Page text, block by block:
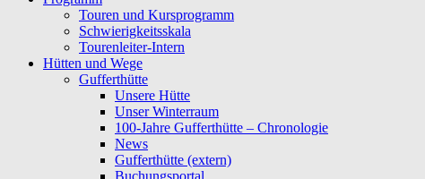
Touren und Kursprogramm
Schwierigkeitsskala
Tourenleiter-Intern
Hütten und Wege
Gufferthütte
Unsere Hütte
Unser Winterraum
100-Jahre Gufferthütte – Chronologie
News
Gufferthütte (extern)
Buchungsportal